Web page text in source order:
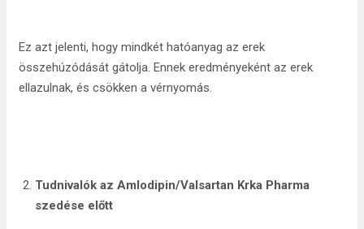
Ez azt jelenti, hogy mindkét hatóanyag az erek
összehúzódását gátolja. Ennek eredményeként az erek
ellazulnak, és csökken a vérnyomás.
Tudnivalók az Amlodipin/Valsartan Krka Pharma
szedése előtt